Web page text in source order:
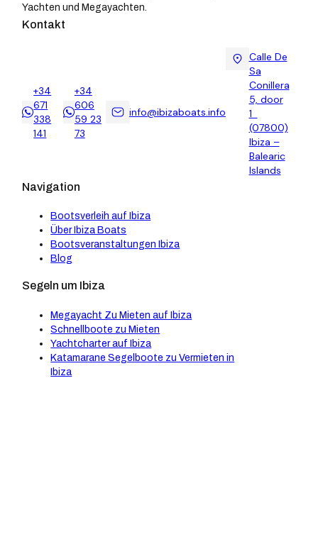
Yachten und Megayachten.
Kontakt
+34
671
338
141
+34
606
59 23
73
info@ibizaboats.info
Calle De
Sa
Conillera
5, door
1
(07800)
Ibiza –
Balearic
Islands
Navigation
Bootsverleih auf Ibiza
Über Ibiza Boats
Bootsveranstaltungen Ibiza
Blog
Segeln um Ibiza
Megayacht Zu Mieten auf Ibiza
Schnellboote zu Mieten
Yachtcharter auf Ibiza
Katamarane Segelboote zu Vermieten in
Ibiza